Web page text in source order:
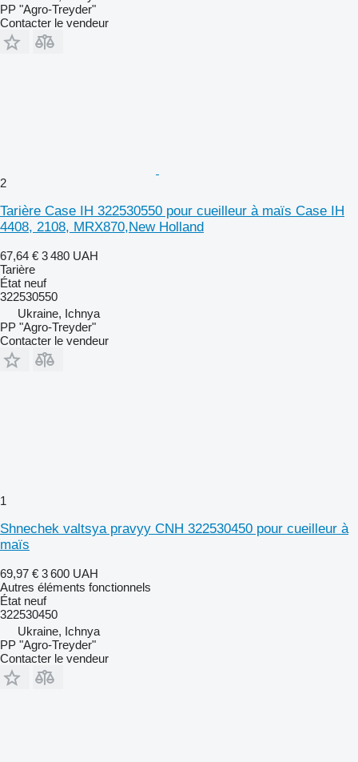
PP "Agro-Treyder"
Contacter le vendeur
2
Tarière Case IH 322530550 pour cueilleur à maïs Case IH
4408, 2108, MRX870,New Holland
67,64 € 3 480 UAH
Tarière
État neuf
322530550
Ukraine, Ichnya
PP "Agro-Treyder"
Contacter le vendeur
1
Shnechek valtsya pravyy CNH 322530450 pour cueilleur à
maïs
69,97 € 3 600 UAH
Autres éléments fonctionnels
État neuf
322530450
Ukraine, Ichnya
PP "Agro-Treyder"
Contacter le vendeur